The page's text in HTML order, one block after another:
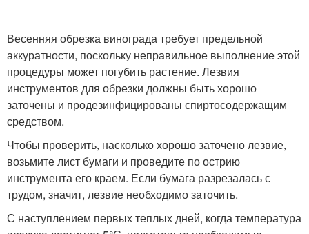
Весенняя обрезка винограда требует предельной
аккуратности, поскольку неправильное выполнение этой
процедуры может погубить растение. Лезвия
инструментов для обрезки должны быть хорошо
заточены и продезинфицированы спиртосодержащим
средством.
Чтобы проверить, насколько хорошо заточено лезвие,
возьмите лист бумаги и проведите по острию
инструмента его краем. Если бумага разрезалась с
трудом, значит, лезвие необходимо заточить.
С наступлением первых теплых дней, когда температура